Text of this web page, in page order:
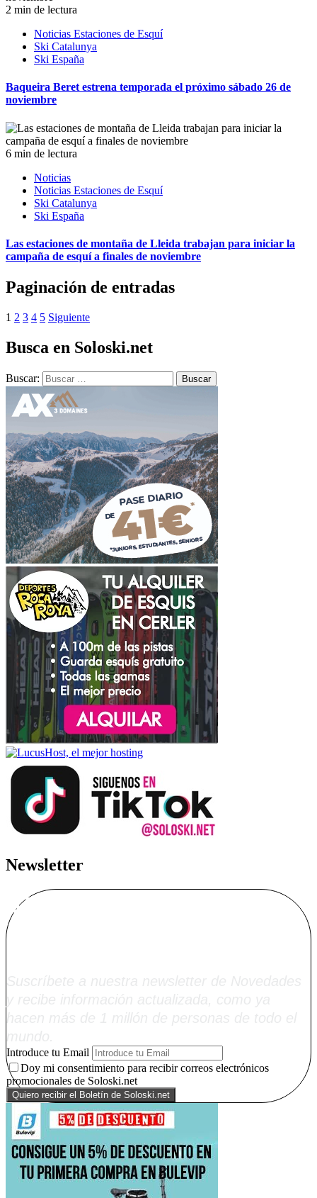
2 min de lectura
Noticias Estaciones de Esquí
Ski Catalunya
Ski España
Baqueira Beret estrena temporada el próximo sábado 26 de
noviembre
6 min de lectura
Noticias
Noticias Estaciones de Esquí
Ski Catalunya
Ski España
Las estaciones de montaña de Lleida trabajan para iniciar la
campaña de esquí a finales de noviembre
Paginación de entradas
1 2 3 4 5 Siguiente
Busca en Soloski.net
Buscar:
Newsletter
Alta Boletín
Introduce tu Email
Doy mi consentimiento para recibir correos electrónicos
promocionales de Soloski.net